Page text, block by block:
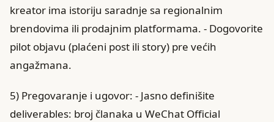
kreator ima istoriju saradnje sa regionalnim
brendovima ili prodajnim platformama. - Dogovorite
pilot objavu (plaćeni post ili story) pre većih
angažmana.
5) Pregovaranje i ugovor: - Jasno definišite
deliverables: broj članaka u WeChat Official